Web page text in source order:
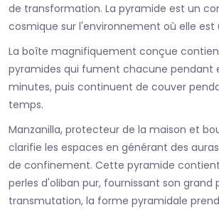
de transformation. La pyramide est un
cosmique sur l'environnement où elle est
La boîte magnifiquement conçue
pyramides qui fument chacune pendant
minutes, puis continuent de couver
temps.
Manzanilla, protecteur de la maison et
clarifie les espaces en générant des
de confinement. Cette pyramide
perles d'oliban pur, fournissant son grand
transmutation, la forme pyramidale